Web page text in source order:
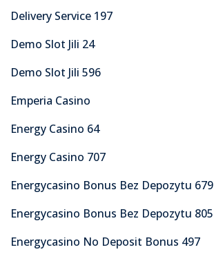
Delivery Service 197
Demo Slot Jili 24
Demo Slot Jili 596
Emperia Casino
Energy Casino 64
Energy Casino 707
Energycasino Bonus Bez Depozytu 679
Energycasino Bonus Bez Depozytu 805
Energycasino No Deposit Bonus 497